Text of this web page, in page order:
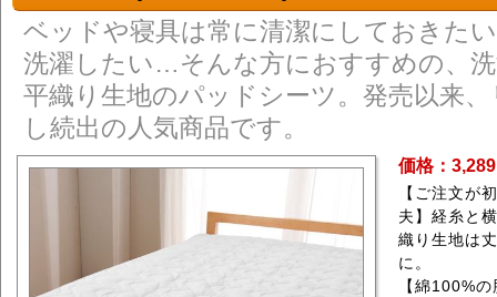
ベッドや寝具は常に清潔にしておきた
洗濯したい…そんな方におすすめの、
平織り生地のパッドシーツ。発売以来
し続出の人気商品です。
価格：
【ご注文が
夫】経糸と
織り生地は
に。
【綿100%